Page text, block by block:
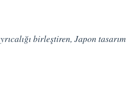
birleştiren, Japon tasarım